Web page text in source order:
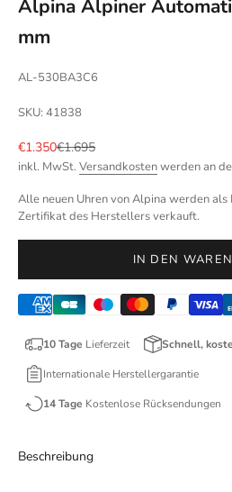
Alpina Alpiner
mm
AL-530BA3C6
SKU: 41838
Angebot
€1.350Regulärer Preis
€1.695
inkl. MwSt. Versandkostenwerden an
Alle neuen Uhren von Alpina werden
Zertifikat des Herstellers verkauft.
IN DEN
10 Tage Lieferzeit Schnell,
Internationale Herstellergarantie
14 Tage Kostenlose Rücksendungen
Beschreibung